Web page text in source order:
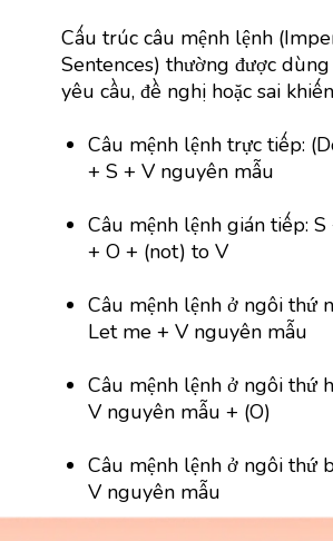
Cấu trúc câu mệnh lệnh
Sentences) thường được
yêu cầu, đề nghị hoặc sai
Câu mệnh lệnh trực tiếp:
+ S + V nguyên mẫu
Câu mệnh lệnh gián tiếp:
+ O + (not) to V
Câu mệnh lệnh ở ngôi thứ
Let me + V nguyên mẫu
Câu mệnh lệnh ở ngôi thứ
V nguyên mẫu + (O)
Câu mệnh lệnh ở ngôi thứ
V nguyên mẫu